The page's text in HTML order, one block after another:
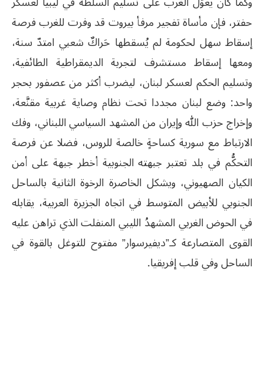
حفتر، فإن مأساة تفجير مرفأ بيروت قد وفرت للغرب فرصة
إسقاط سهل لحكومة لم يُسقطها حَراكٌ شعبي امتدّ سنة،
ومعها إسقاط مستشرف لتجربة الديمقراطية الطائفية،
وتسليم الحكم لعسكر لبنان، ليضرب أكثر من عصفور بحجر
واحد: وضع لبنان مجددا تحت نظام وصاية غربية مقنَّعة،
وإخراج حزب الله وإيران من المشهد السياسي اللبناني، وفك
الارتباط مع سورية كساحةٍ خالصة للروس، فضلا عن فرصة
التحكُّم في بلد تعتبر جبهته الجنوبية أخطر جبهة على أمن
الكيان الصهيوني، ويشكل الخاصرة الرخوة الثانية بالساحل
الجنوبي للأبيض المتوسط في اتجاه الجزيرة العربية، يقابله
في الحوض الغربي المشهدُ الليبي المنفلت الذي تراهن عليه
القوى المتصارعة كـ”ديفيرسوار” مفتوح للتوغل بالقوة في
الساحل وفي قلب إفريقيا.